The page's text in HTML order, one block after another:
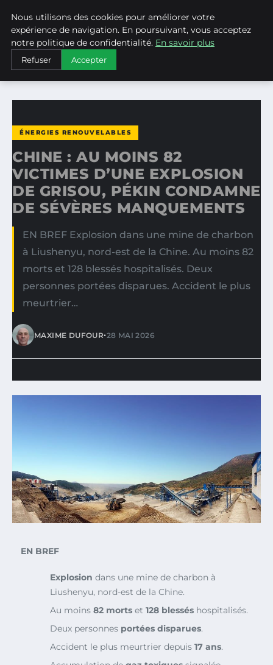
WEARECLIMATECONTROL
ACCUEIL
ÉNERGIES RENOUVELABLES
CHINE : AU MOINS 82 VICTIMES D’UNE EXPLOSION DE…
ÉNERGIES RENOUVELABLES
CHINE : AU MOINS 82
VICTIMES D’UNE EXPLOSION
DE GRISOU, PÉKIN CONDAMNE
DE SÉVÈRES MANQUEMENTS
EN BREF Explosion dans une mine de charbon
à Liushenyu, nord-est de la Chine. Au moins 82
morts et 128 blessés hospitalisés. Deux
personnes portées disparues. Accident le plus
meurtrier…
MAXIME DUFOUR•28 MAI 2026
EN BREF
Explosion dans une mine de charbon à
Liushenyu, nord-est de la Chine.
Au moins 82 morts et 128 blessés hospitalisés.
Deux personnes portées disparues.
Accident le plus meurtrier depuis 17 ans.
Nous utilisons des cookies pour améliorer votre
expérience de navigation. En poursuivant, vous acceptez
notre politique de confidentialité. En savoir plus
Refuser Accepter